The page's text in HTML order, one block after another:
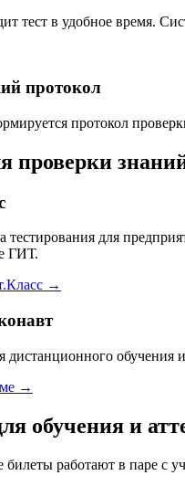
тест в удобное время.
протокол
протокол
проверки
тестирования для
ГИТ.
→
обучения
→
обучения и
работают в паре с